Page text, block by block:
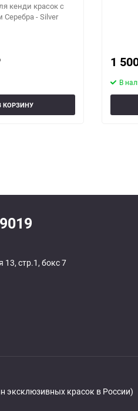
кенди красок с
- Silver
КОРЗИНУ
1
В
стр.1, бокс 7
эксклюзивных красок в России)